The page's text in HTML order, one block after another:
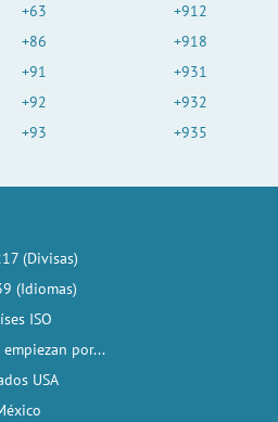
+63
+86
+91
+92
+93
+912
+918
+931
+932
+935
(Divisas)
(Idiomas)
ISO
empiezan por...
USA